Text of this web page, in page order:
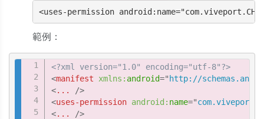
<uses-permission
範例：
<?xml version="1.0" encoding="utf-8"?>
<manifest xmlns: android=" http://
<...
/>
<uses-permission android: name="
<...
/>